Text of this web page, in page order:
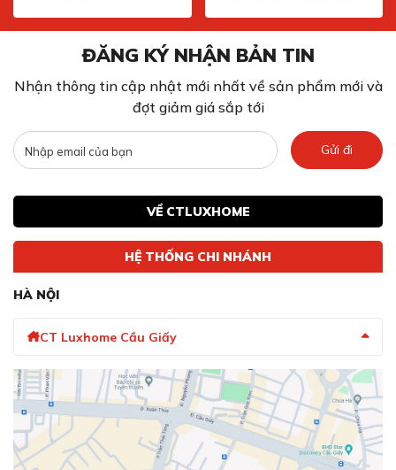
ĐĂNG KÝ NHẬN BẢN TIN
Nhận thông tin cập nhật mới nhất về sản phẩm mới và
đợt giảm giá sắp tới
Gửi đi
VỀ CTLUXHOME
HỆ THỐNG CHI NHÁNH
HÀ NỘI
CT Luxhome Cầu Giấy